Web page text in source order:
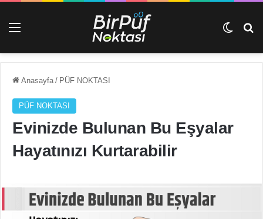
Menü Dış
Anasayfa / PÜF NOKTASI
PÜF NOKTASI
Evinizde Bulunan Bu Eşyalar
Hayatınızı Kurtarabilir